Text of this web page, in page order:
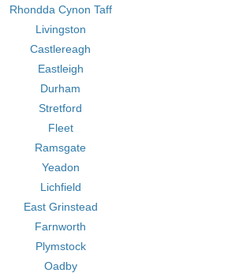
Rhondda Cynon Taff
Livingston
Castlereagh
Eastleigh
Durham
Stretford
Fleet
Ramsgate
Yeadon
Lichfield
East Grinstead
Farnworth
Plymstock
Oadby